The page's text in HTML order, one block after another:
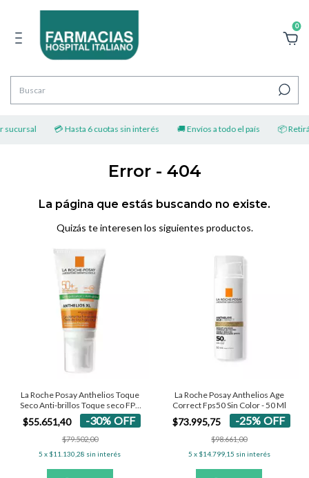
0
💳 Hasta 6 cuotas sin interés 🚚 Envíos a todo el país 📦
Error - 404
La página que estás buscando no existe.
Quizás te interesen los siguientes productos.
La Roche Posay Anthelios Toque
Seco Anti-brillos Toque seco FPS
50+ - Con Color 50 Ml
$55.651,40 -30%OFF
$79.502,00
5 x $11.130,28 sin interés
La Roche Posay Anthelios Age
Correct Fps50 Sin Color - 50 Ml
$73.995,75 -25% OFF
$98.661,00
5 x $14.799,15 sin interés